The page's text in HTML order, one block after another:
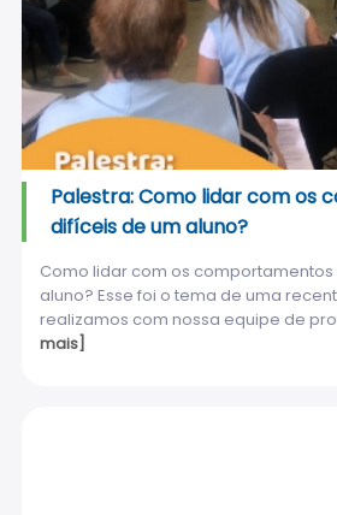
Palestra: Como lidar com os
difíceis de um aluno?
Como lidar com os
aluno? Esse foi o tema de uma
realizamos com nossa equipe de
mais]